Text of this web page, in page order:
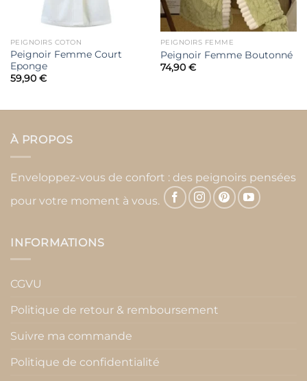
PEIGNOIRS COTON
Peignoir Femme Court
Eponge
59,90 €
PEIGNOIRS FEMME
Peignoir Femme Boutonné
74,90 €
À PROPOS
Enveloppez-vous de confort : des peignoirs pensées
pour votre moment à vous.
INFORMATIONS
CGVU
Politique de retour & remboursement
Suivre ma commande
Politique de confidentialité